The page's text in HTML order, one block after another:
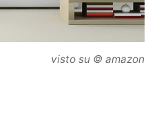
visto su © amazon